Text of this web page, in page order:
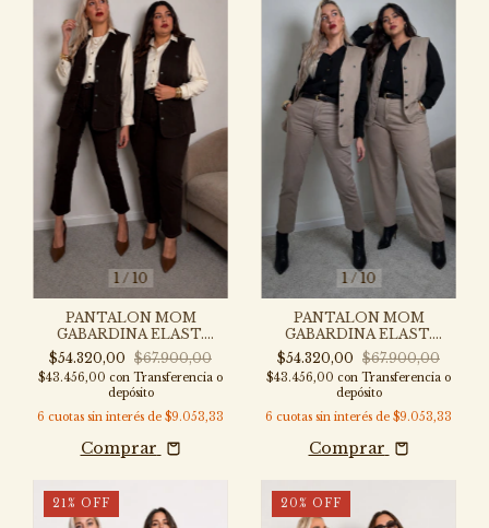
1 / 10
PANTALON MOM
GABARDINA ELAST.
CHOCOLATE - P323CH-
MOM
$54.320,00 $67.900,00
$43.456,00 con Transferencia o
depósito
6 cuotas sin interés de $9.053,33
Comprar
1/ 10
PANTALON MOM
GABARDINA ELAST.
BEIGE - P323B-MOM
$54.320,00 $67.900,00
$43.456,00 con Transferencia o
depósito
6 cuotas sin interés de $9.053,33
Comprar
21% OFF 20% OFF